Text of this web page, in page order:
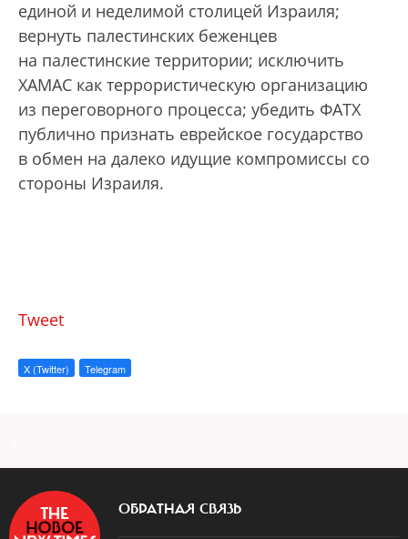
единой и неделимой столицей Израиля;
вернуть палестинских беженцев
на палестинские территории; исключить
ХАМАС как террористическую организацию
из переговорного процесса; убедить ФАТХ
публично признать еврейское государство
в обмен на далеко идущие компромиссы со
стороны Израиля.
Tweet
X (Twitter) Telegram
ОБРАТНАЯ СВЯЗЬ